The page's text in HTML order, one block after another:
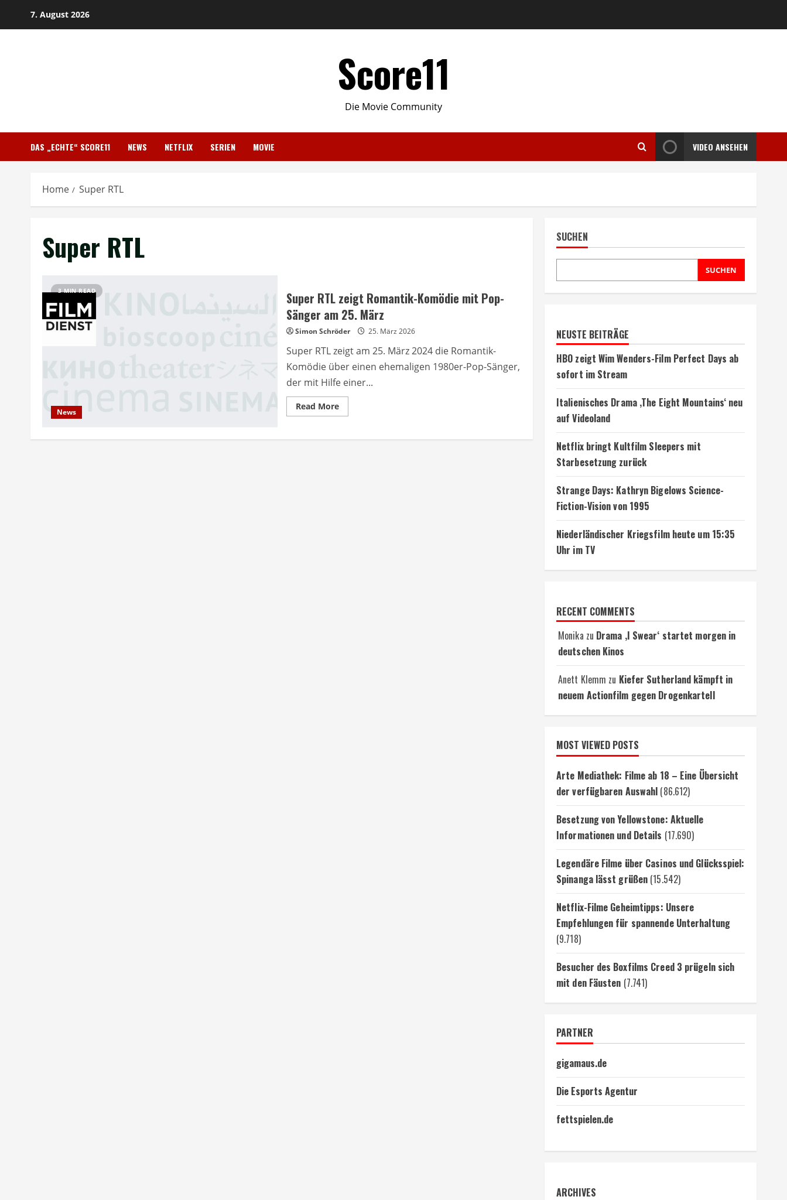
7. August 2026
Score11
Die Movie Community
DAS „ECHTE“ SCORE11 NEWS NETFLIX SERIEN MOVIE VIDEO ANSEHEN
Home Super RTL
Super RTL
3 MIN READ
News
Super RTL zeigt Romantik-Komödie mit Pop-
Sänger am 25. März
Simon Schröder 25. März 2026
Super RTL zeigt am 25. März 2024 die Romantik-
Komödie über einen ehemaligen 1980er-Pop-Sänger,
der mit Hilfe einer...
Read MoreRead
more
RTL
SUCHEN
SUCHEN
NEUSTE BEITRÄGE
HBO zeigt Wim Wenders-Film Perfect Days ab
sofort im Stream
Italienisches Drama ‚The Eight Mountains‘ neu
auf Videoland
Netflix bringt Kultfilm Sleepers mit
Starbesetzung zurück
Strange Days: Kathryn Bigelows Science-
Fiction-Vision von 1995
Niederländischer Kriegsfilm heute um 15:35
Uhr im TV
RECENT COMMENTS
Monika zu Drama ‚I Swear‘ startet morgen in
deutschen Kinos
Anett Klemm zu Kiefer Sutherland kämpft in
neuem Actionfilm gegen Drogenkartell
MOST VIEWED POSTS
Arte Mediathek: Filme ab 18 – Eine Übersicht
der verfügbaren Auswahl (86.612)
Besetzung von Yellowstone: Aktuelle
Informationen und Details (17.690)
Legendäre Filme über Casinos und Glücksspiel:
Spinanga lässt grüßen (15.542)
Netflix-Filme Geheimtipps: Unsere
Empfehlungen für spannende Unterhaltung
(9.718)
Besucher des Boxfilms Creed 3 prügeln sich
mit den Fäusten (7.741)
PARTNER
gigamaus.de
Die Esports Agentur
fettspielen.de
ARCHIVES